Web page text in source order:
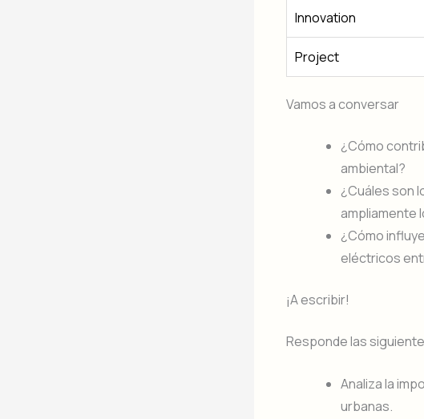
Innovation
Project
Vamos a conversar
¿Cómo
ambiental?
¿Cuáles son
ampliamente
¿Cómo
eléctricos
¡A escribir!
Responde las
Analiza la
urbanas.